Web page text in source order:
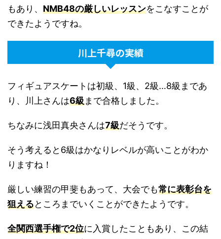
もあり、 NMB48の厳しいレッスンをこなすことが
できたようですね。
川上千尋の実績
フィギュアスケートは初級、1級、2級…8級まであ
り、川上さんは6級まで合格しました。
ちなみに浅田真央さんは7級だそうです。
そう考えると6級はかなりレベルが高いことがわか
りますね！
厳しい練習の甲斐もあって、大会でも常に表彰台を
狙えるところまでいくことができたようです。
全関西選手権で2位に入賞したこともあり、この結